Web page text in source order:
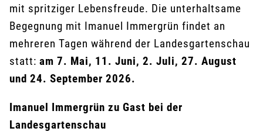
mit spritziger Lebensfreude. Die unterhaltsame
Begegnung mit Imanuel Immergrün findet an
mehreren Tagen während der Landesgartenschau
statt: am 7. Mai, 11. Juni, 2. Juli, 27. August
und 24. September 2026.
Imanuel Immergrün zu Gast bei der
Landesgartenschau